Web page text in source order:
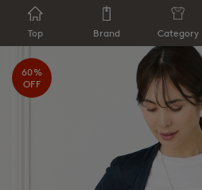
Top Brand Category
60%
OFF